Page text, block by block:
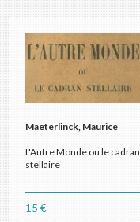
Maeterlinck, Maurice
L'Autre Monde ou le cadran
stellaire
15 €